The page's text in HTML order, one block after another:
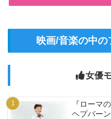
映画/音楽の中
女優
『ローマ
ヘプバー